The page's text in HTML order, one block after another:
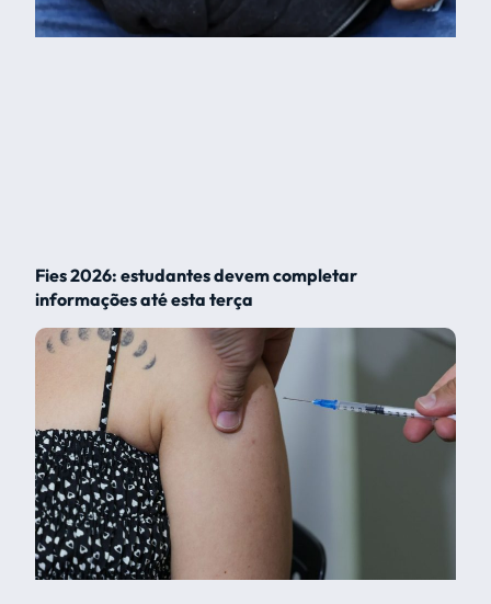
Fies 2026: estudantes devem completar
informações até esta terça